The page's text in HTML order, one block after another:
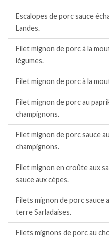
Escalopes de porc sauce
Landes.
Filet mignon de porc à la
légumes.
Filet mignon de porc à la
Filet mignon de porc au
champignons.
Filet mignon de porc sauce
champignons.
Filet mignon en croûte aux
sauce aux cèpes.
Filets mignon de porc sauce
terre Sarladaises.
Filets mignons de porc au